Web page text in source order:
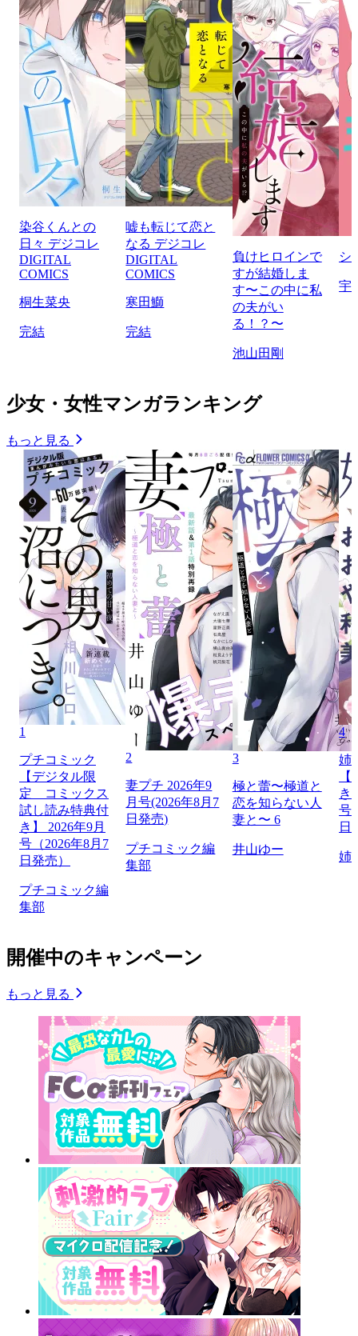
染谷くんとの
日々 デジコレ
DIGITAL
COMICS
桐生菜央
完結
嘘も転じて恋と
なる デジコレ
DIGITAL
COMICS
寒田鰤
完結
負けヒロインで
すが結婚しま
す〜この中に私
の夫がい
る！？〜
池山田剛
シ
宇
少女・女性マンガランキング
もっと見る
1
プチコミック
【デジタル限
定 コミックス
試し読み特典付
き】 2026年9月
号（2026年8月7
日発売）
プチコミック編
集部
2
妻プチ 2026年9
月号(2026年8月7
日発売)
プチコミック編
集部
3
極と蕾〜極道と
恋を知らない人
妻と〜 6
井山ゆー
4
姉
き
号
日
姉
開催中のキャンペーン
もっと見る